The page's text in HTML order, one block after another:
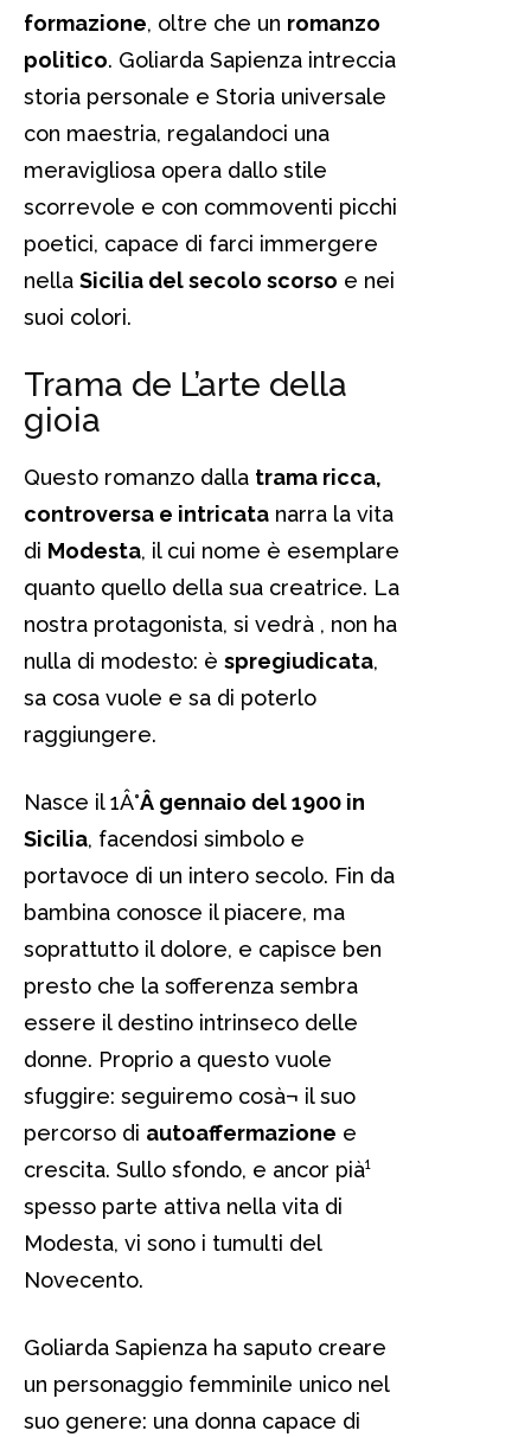
formazione, oltre che un romanzo
politico. Goliarda Sapienza intreccia
storia personale e Storia universale
con maestria, regalandoci una
meravigliosa opera dallo stile
scorrevole e con commoventi picchi
poetici, capace di farci immergere
nella Sicilia del secolo scorso e nei
suoi colori.
Trama de L’arte della
gioia
Questo romanzo dalla trama ricca,
controversa e intricata narra la vita
di Modesta, il cui nome è esemplare
quanto quello della sua creatrice. La
nostra protagonista, si vedrà , non ha
nulla di modesto: è spregiudicata,
sa cosa vuole e sa di poterlo
raggiungere.
Nasce il 1Â°Â gennaio del 1900 in
Sicilia, facendosi simbolo e
portavoce di un intero secolo. Fin da
bambina conosce il piacere, ma
soprattutto il dolore, e capisce ben
presto che la sofferenza sembra
essere il destino intrinseco delle
donne. Proprio a questo vuole
sfuggire: seguiremo cosà¬ il suo
percorso di autoaffermazione e
crescita. Sullo sfondo, e ancor pià¹
spesso parte attiva nella vita di
Modesta, vi sono i tumulti del
Novecento.
Goliarda Sapienza ha saputo creare
un personaggio femminile unico nel
suo genere: una donna capace di